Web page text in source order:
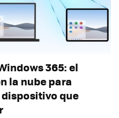
365: el
la nube para
que